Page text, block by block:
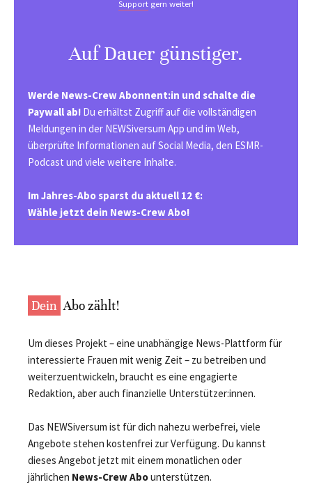
Support gern weiter!
Auf Dauer günstiger.
Werde News-Crew Abonnent:in und schalte die
Paywall ab! Du erhältst Zugriff auf die vollständigen
Meldungen in der NEWSiversum App und im Web,
überprüfte Informationen auf Social Media, den ESMR-
Podcast und viele weitere Inhalte.
Im Jahres-Abo sparst du aktuell 12 €:
Wähle jetzt dein News-Crew Abo!
Dein Abo zählt!
Um dieses Projekt – eine unabhängige News-Plattform für
interessierte Frauen mit wenig Zeit – zu betreiben und
weiterzuentwickeln, braucht es eine engagierte
Redaktion, aber auch finanzielle Unterstützer:innen.
Das NEWSiversum ist für dich nahezu werbefrei, viele
Angebote stehen kostenfrei zur Verfügung. Du kannst
dieses Angebot jetzt mit einem monatlichen oder
jährlichen News-Crew Abounterstützen.